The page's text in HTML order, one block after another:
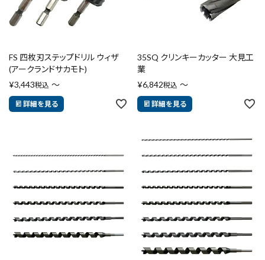
FS 四枚刃ステップドリル ウィザ
(アークランドサカモト)
¥3,443税込 〜
詳細を見る
35SQ クリンキーカッター 大見工
業
¥6,842税込 〜
詳細を見る